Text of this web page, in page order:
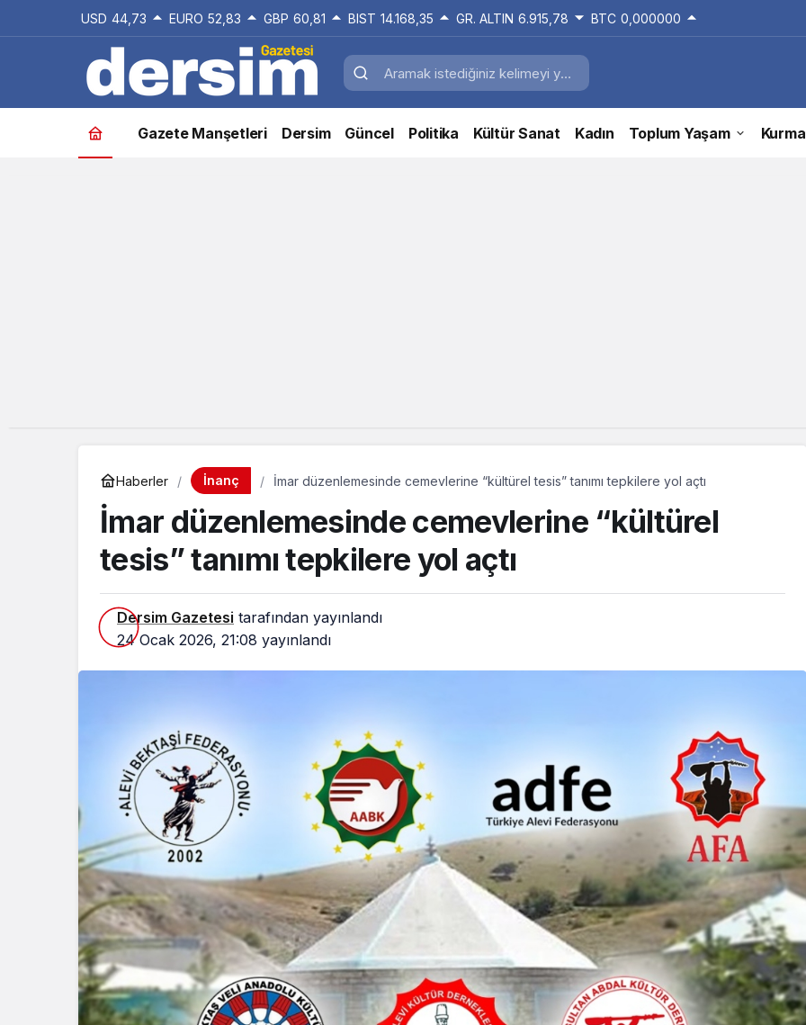
USD 44,73 EURO 52,83 GBP 60,81 BIST 14.168,35 GR. ALTIN 6.915,78 BTC 0,000000
Gazete Manşetleri Dersim Güncel Politika Kültür Sanat Kadın Toplum Yaşam
Haberler İnanç İmar düzenlemesinde cemevlerine “kültürel tesis” tanımı tepkilere yol açtı
İmar düzenlemesinde cemevlerine “kültürel
tesis” tanımı tepkilere yol açtı
Dersim Gazetesi tarafından yayınlandı
24 Ocak 2026, 21:08 yayınlandı
Avrupa’da yetişen Dêrsîmli
çocuklar, memleketlerinde
konser verdi
“Demirtaş’ın tahliyesi
beklenebilir mi?” MHP’li Feti
Yıldız: Bekleyin